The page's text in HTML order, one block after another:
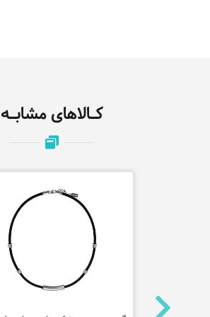
کـالاهای مشابـه